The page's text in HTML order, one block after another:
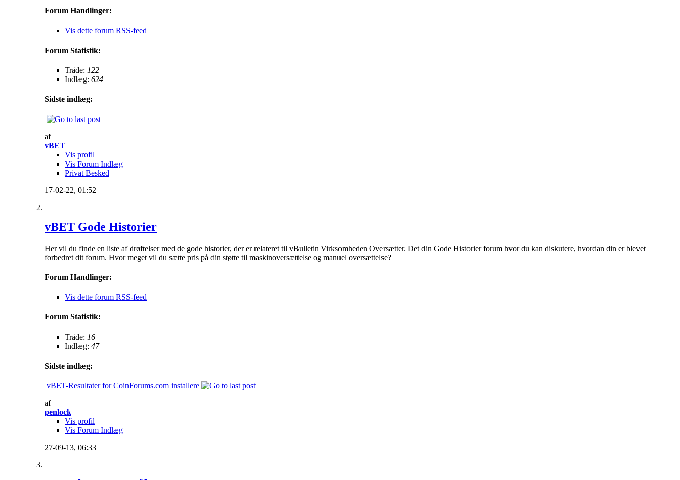
Forum Handlinger:
Vis dette forum RSS-feed
Forum Statistik:
Tråde: 122
Indlæg: 624
Sidste indlæg:
af
vBET
Vis profil
Vis Forum Indlæg
Privat Besked
17-02-22, 01:52
vBET Gode Historier
Her vil du finde en liste af drøftelser med de gode historier, der er relateret til vBulletin Virksomheden Oversætter. Det din Gode Historier forum hvor du kan diskutere, hvordan din er blevet
forbedret dit forum. Hvor meget vil du sætte pris på din støtte til maskinoversættelse og manuel oversættelse?
Forum Handlinger:
Vis dette forum RSS-feed
Forum Statistik:
Tråde: 16
Indlæg: 47
Sidste indlæg:
vBET-Resultater for CoinForums.com installere
af
penlock
Vis profil
Vis Forum Indlæg
27-09-13, 06:33